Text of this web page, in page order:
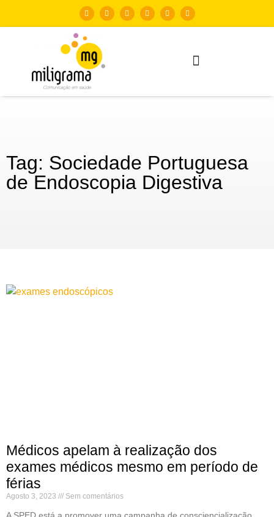
Tag: Sociedade Portuguesa
de Endoscopia Digestiva
Médicos apelam à realização dos
exames médicos mesmo em período de
férias
Agosto 3, 2023 Sem comentários
A SPED está a promover uma campanha de consciencialização